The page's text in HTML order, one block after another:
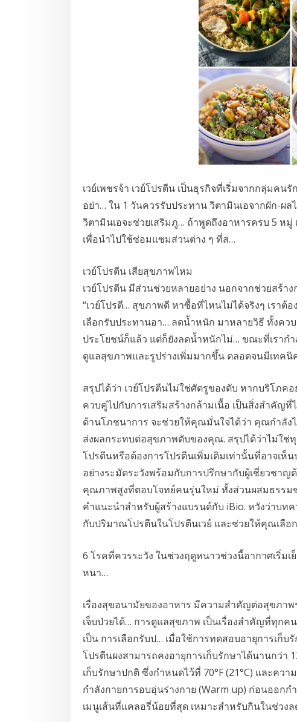
เวย์เพชรจ้า เวย์โปรตีน เป็นธุรกิจที่เริ่มจากกลุ่ม
อย่า… ใน 1 วันควรรับประทาน วิตามินเอจากผัก-ผ
วิตามินเอจะช่วยเสริมภู… ถ้าพูดถึงอาหารครบ 5 ห
เพื่อนำไปใช้ซ่อมแซมส่วนต่าง ๆ ที่ส…
เวย์โปรตีน เสียสุขภาพไหม
เวย์โปรตีน มีส่วนช่วยหลายอย่าง นอกจากช่วยสร้
“เวย์โปรตี… สุขภาพดี หาซื้อที่ไหนไม่ได้จริงๆ เราต้
เลือกรับประทานอา… ลดน้ำหนัก มาหลายวิธี ทั้งคว
ประโยชน์ก็แล้ว แต่ก็ยังลดน้ำหนักไม่… ขณะที่เราก
ดูแลสุขภาพและรูปร่างเพิ่มมากขึ้น ตลอดจนมีเทคนิ
สรุปได้ว่า เวย์โปรตีนไม่ใช่ศัตรูของตับ หากบริโภค
ควบคู่ไปกับการเสริมสร้างกล้ามเนื้อ เป็นสิ่งสำคัญ
ด้านโภชนาการ จะช่วยให้คุณมั่นใจได้ว่า คุณกำลัง
ส่งผลกระทบต่อสุขภาพตับของคุณ. สรุปได้ว่าไม่ใช่
โปรตีนหรือต้องการโปรตีนเพิ่มเติมเท่านั้นที่อาจเ
อย่างระมัดระวังพร้อมกับการปรึกษากับผู้เชี่ยวชาญ
คุณภาพสูงที่ตอบโจทย์คนรุ่นใหม่ ทั้งส่วนผสมธรรม
คำแนะนำสำหรับผู้สร้างแบรนด์กับ iBio. หวังว่าบท
กับปริมาณโปรตีนในโปรตีนเวย์ และช่วยให้คุณเลื
6 โรคที่ควรระวัง ในช่วงฤดูหนาวช่วงนี้อากาศเริ่ม
หนา…
เรื่องสุขอนามัยของอาหาร มีความสำคัญต่อสุขภาพ
เจ็บป่วยได้… การดูแลสุขภาพ เป็นเรื่องสำคัญที่ทุก
เป็น การเลือกรับป… เมื่อใช้การทดสอบอายุการเก็
โปรตีนผงสามารถคงอายุการเก็บรักษาได้นานกว่า
เก็บรักษาปกติ ซึ่งกำหนดไว้ที่ 70°F (21°C) และคว
กำลังกายการอบอุ่นร่างกาย (Warm up) ก่อนออก
เมนูเส้นที่แคลอรี่น้อยที่สุด เหมาะสำหรับกินในช่ว